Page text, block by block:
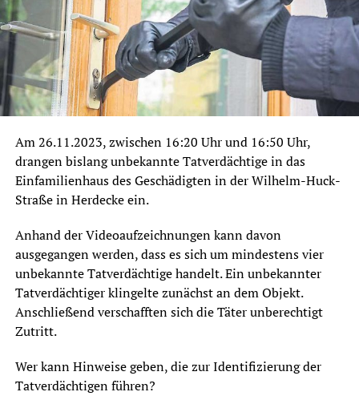
Am 26.11.2023, zwischen 16:20 Uhr und 16:50 Uhr,
drangen bislang unbekannte Tatverdächtige in das
Einfamilienhaus des Geschädigten in der Wilhelm-Huck-
Straße in Herdecke ein.
Anhand der Videoaufzeichnungen kann davon
ausgegangen werden, dass es sich um mindestens vier
unbekannte Tatverdächtige handelt. Ein unbekannter
Tatverdächtiger klingelte zunächst an dem Objekt.
Anschließend verschafften sich die Täter unberechtigt
Zutritt.
Wer kann Hinweise geben, die zur Identifizierung der
Tatverdächtigen führen?